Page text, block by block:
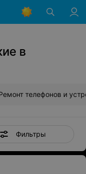
в
телефонов и устройств
Фильтры